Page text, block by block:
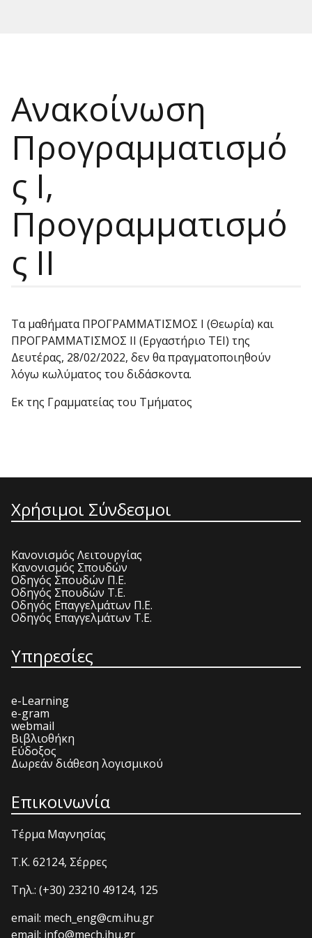
Ανακοίνωση
Προγραμματισμό
ς Ι,
Προγραμματισμό
ς ΙΙ
Τα μαθήματα ΠΡΟΓΡΑΜΜΑΤΙΣΜΟΣ Ι (Θεωρία) και
ΠΡΟΓΡΑΜΜΑΤΙΣΜΟΣ ΙΙ (Εργαστήριο ΤΕΙ) της
Δευτέρας, 28/02/2022, δεν θα πραγματοποιηθούν
λόγω κωλύματος του διδάσκοντα.
Εκ της Γραμματείας του Τμήματος
Χρήσιμοι Σύνδεσμοι
Κανονισμός Λειτουργίας
Κανονισμός Σπουδών
Οδηγός Σπουδών Π.Ε.
Οδηγός Σπουδών Τ.Ε.
Οδηγός Επαγγελμάτων Π.Ε.
Οδηγός Επαγγελμάτων Τ.Ε.
Υπηρεσίες
e-Learning
e-gram
webmail
Βιβλιοθήκη
Εύδοξος
Δωρεάν διάθεση λογισμικού
Επικοινωνία
Τέρμα Μαγνησίας
T.K. 62124, Σέρρες
Τηλ.: (+30) 23210 49124, 125
email: mech_eng@cm.ihu.gr
email: info@mech.ihu.gr